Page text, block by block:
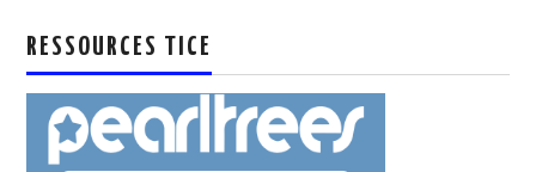
RESSOURCES TICE